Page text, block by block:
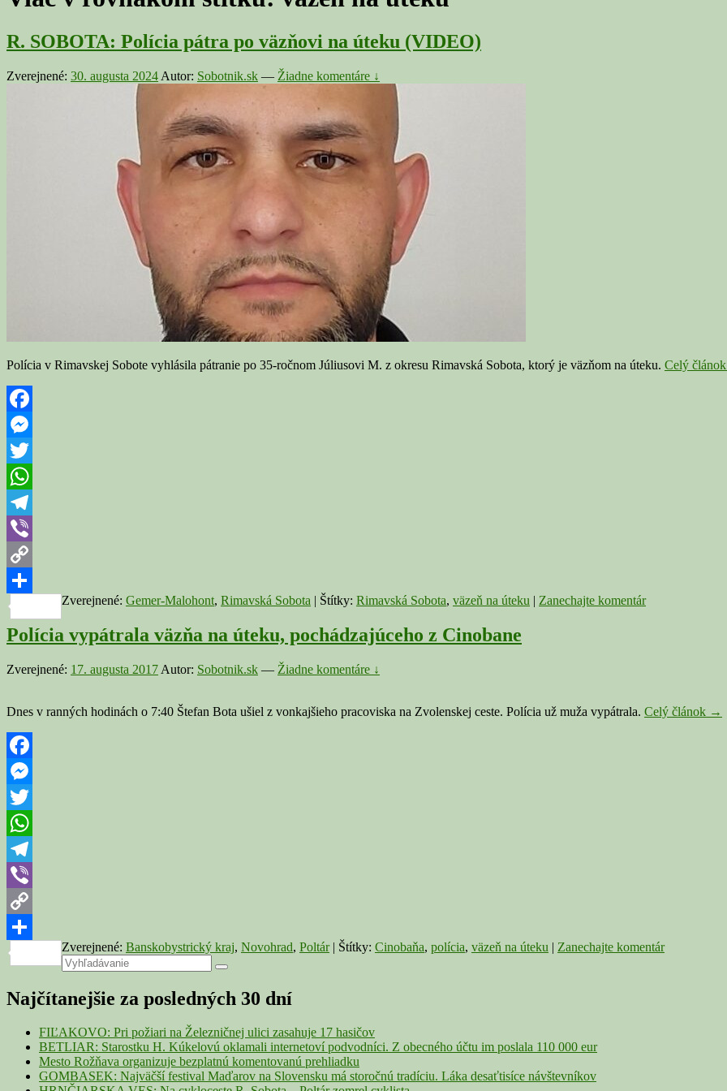
R. SOBOTA: Polícia pátra po väzňovi na úteku (VIDEO)
Zverejnené: 30. augusta 2024 Autor: Sobotnik.sk — Žiadne komentáre ↓
Polícia v Rimavskej Sobote vyhlásila pátranie po 35-ročnom Júliusovi M. z okresu Rimavská Sobota, ktorý je väzňom na úteku. Celý článok
Facebook
Messenger
Twitter
WhatsApp
Telegram
Viber
Copy
Link
Share
Zverejnené: Gemer-Malohont, Rimavská Sobota | Štítky: Rimavská Sobota, väzeň na úteku | Zanechajte komentár
Polícia vypátrala väzňa na úteku, pochádzajúceho z Cinobane
Zverejnené: 17. augusta 2017 Autor: Sobotnik.sk — Žiadne komentáre ↓
Dnes v ranných hodinách o 7:40 Štefan Bota ušiel z vonkajšieho pracoviska na Zvolenskej ceste. Polícia už muža vypátrala. Celý článok →
Facebook
Messenger
Twitter
WhatsApp
Telegram
Viber
Copy
Link
Share
Zverejnené: Banskobystrický kraj, Novohrad, Poltár | Štítky: Cinobaňa, polícia, väzeň na úteku | Zanechajte komentár
Primary
Sidebar
Widget
Area
Search
for:
Search
Najčítanejšie za posledných 30 dní
FIĽAKOVO: Pri požiari na Železničnej ulici zasahuje 17 hasičov
BETLIAR: Starostku H. Kúkelovú oklamali internetoví podvodníci. Z obecného účtu im poslala 110 000 eur
Mesto Rožňava organizuje bezplatnú komentovanú prehliadku
GOMBASEK: Najväčší festival Maďarov na Slovensku má storočnú tradíciu. Láka desaťtisíce návštevníkov